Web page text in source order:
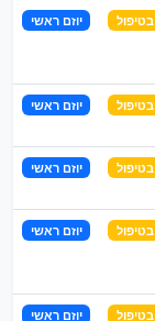
בטיפול יוזם ראשי
בטיפול יוזם ראשי
בטיפול יוזם ראשי
בטיפול יוזם ראשי
בטיפול יוזם ראשי